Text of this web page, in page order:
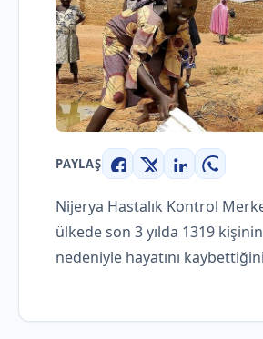
PAYLAŞ
Facebook
X LinkedIn
Nijerya Hastalık Kontrol
ülkede son 3 yılda 1319
nedeniyle hayatını kaybettiğini